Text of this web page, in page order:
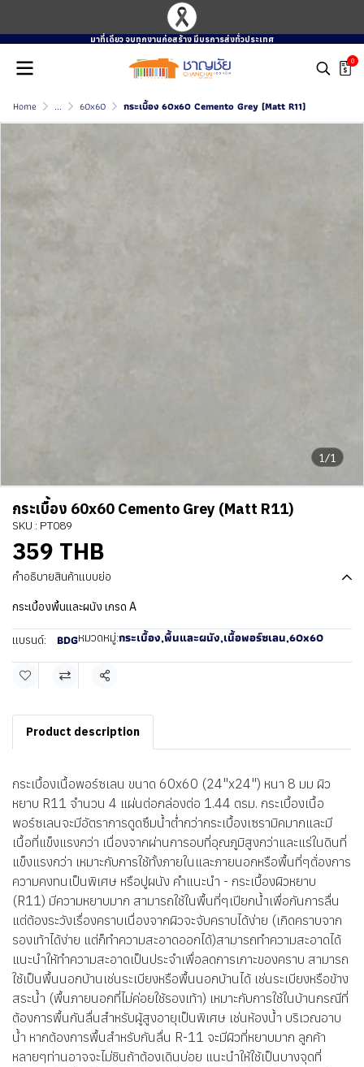
มาที่เดียว จบทุกงานก่อสร้าง มีบรการส่งทั่วประเทศ
0
Home ... 60x60 กระเบื้อง 60x60 Cemento Grey (Matt R11)
1/1
กระเบื้อง 60x60 Cemento Grey (Matt R11)
SKU : PT089
359 THB
คำอธิบายสินค้าแบบย่อ
กระเบื้องพื้นและผนัง เกรด A
แบรนด์: BDGหมวดหมู่:กระเบื้อง,พื้นและผนัง,เนื้อพอร์ซเลน,60x60
แชร์
Product description
กระเบื้องเนื้อพอร์ซเลน ขนาด 60x60 (24"x24") หนา 8 มม ผิว
หยาบ R11 จำนวน 4 แผ่นต่อกล่องต่อ 1.44 ตรม. กระเบื้องเนื้อ
พอร์ซเลนจะมีอัตราการดูดซึมน้ำต่ำกว่ากระเบื้องเซรามิคมากและมี
เนื้อที่แข็งแรงกว่า เนื่องจากผ่านการอบที่อุณภูมิสูงกว่าและแร่ในดินที่
แข็งแรงกว่า เหมาะกับการใช้ทั้งภายในและภายนอกหรือพื้นที่ๆต้่องการ
ความคงทนเป็นพิเศษ หรือปูผนัง คำแนะนำ - กระเบื้องผิวหยาบ
(R11) มีความหยาบมาก สามารถใช้ในพื้นที่ๆเปียกน้ำเพื่อกันการลื่น
แต่ต้องระวังเรื่องคราบเนื่องจากผิวจะจับคราบได้ง่าย (เกิดคราบจาก
รองเท้าได้ง่าย แต่ก็ทำความสะอาดออกได้)สามารถทำความสะอาดได้
แนะนำให้ทำความสะอาดเป็นประจำเพื่อลดการเกาะของคราบ สามารถ
ใช้เป็นพื้นนอกบ้านเช่นระเบียงหรือพื้นนอกบ้านได้ เช่นระเบียงหรือข้าง
สระน้ำ (พื้นภายนอกที่ไม่ค่อยใช้รองเท้า) เหมาะกับการใช้ในบ้านกรณีที่
ต้องการพื้นกันลื่นสำหรับผู้สูงอายุเป็นพิเศษ เช่นห้องน้ำ บริเวณอาบ
น้ำ หากต้องการพื้นสำหรับกันลื่น R-11 จะมีผิวที่หยาบมาก ลูกค้า
หลายๆท่านอาจจะไม่ชินถ้าต้องเดินบ่อย แนะนำให้ใช้เป็นบางจุดที่